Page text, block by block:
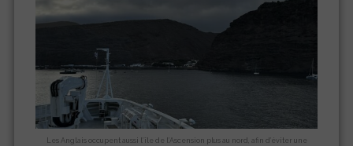
Les Anglais occupent aussi l’île de l’Ascension plus au nord, afin d’éviter une